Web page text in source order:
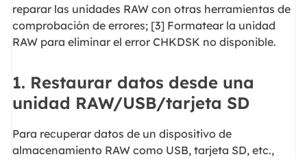
reparar las unidades RAW con otras herramientas de
comprobación de errores; [3] Formatear la unidad
RAW para eliminar el error CHKDSK no disponible.
1. Restaurar datos desde una
unidad RAW/USB/tarjeta SD
Para recuperar datos de un dispositivo de
almacenamiento RAW como USB, tarjeta SD, etc.,